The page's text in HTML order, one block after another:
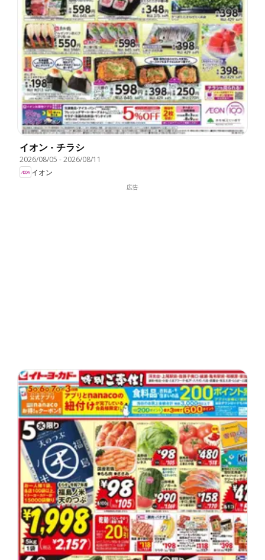
イオン - チラシ
2026/08/05 -2026/08/11
イオン
広告